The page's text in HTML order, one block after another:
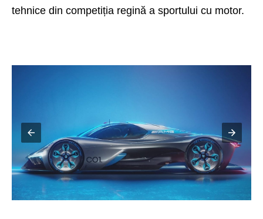
tehnice din competiția regină a sportului cu motor.